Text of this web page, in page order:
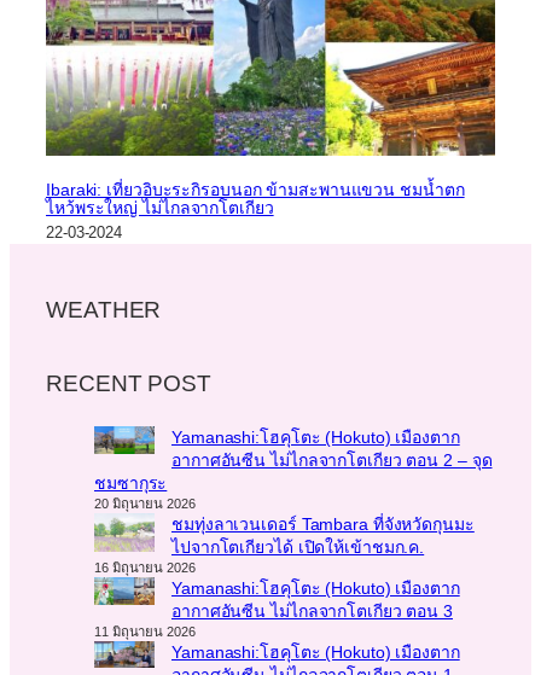
Ibaraki: เที่ยวอิบะระกิรอบนอก ข้ามสะพานแขวน ชมน้ำตก
ไหว้พระใหญ่ ไม่ไกลจากโตเกียว
22-03-2024
WEATHER
RECENT POST
Yamanashi:โฮคุโตะ (Hokuto) เมืองตาก
อากาศอันซีน ไม่ไกลจากโตเกียว ตอน 2 – จุด
ชมซากุระ
20 มิถุนายน 2026
ชมทุ่งลาเวนเดอร์ Tambara ที่จังหวัดกุนมะ
ไปจากโตเกียวได้ เปิดให้เข้าชมก.ค.
16 มิถุนายน 2026
Yamanashi:โฮคุโตะ (Hokuto) เมืองตาก
อากาศอันซีน ไม่ไกลจากโตเกียว ตอน 3
11 มิถุนายน 2026
Yamanashi:โฮคุโตะ (Hokuto) เมืองตาก